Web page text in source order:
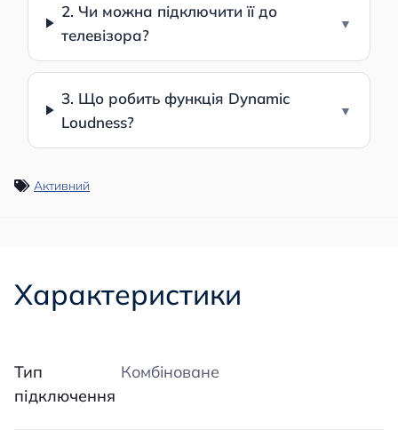
2. Чи можна підключити її до
телевізора?
3. Що робить функція Dynamic
Loudness?
Активний
Характеристики
Тип
підключення
Комбіноване